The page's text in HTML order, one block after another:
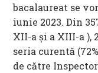
bacalaureat se
iunie 2023. Din
XII-a și a XIII-a ),
seria curentă
de către